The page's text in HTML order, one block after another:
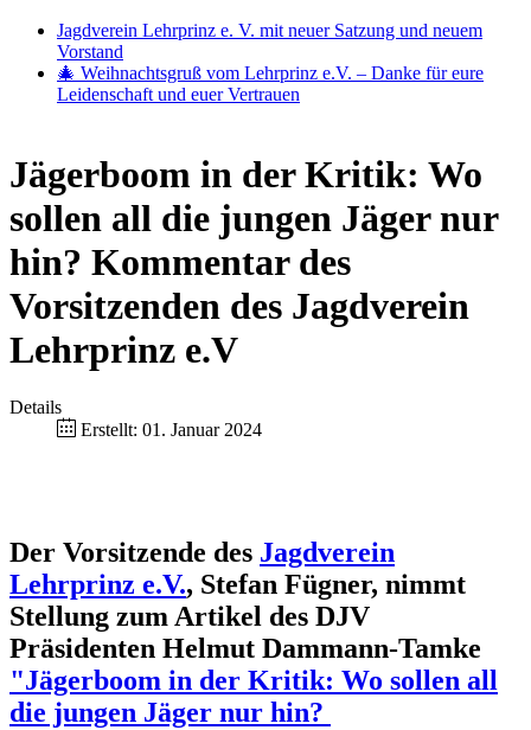
Jagdverein Lehrprinz e. V. mit neuer Satzung und neuem
Vorstand
🎄 Weihnachtsgruß vom Lehrprinz e.V. – Danke für eure
Leidenschaft und euer Vertrauen
Jägerboom in der Kritik: Wo
sollen all die jungen Jäger nur
hin? Kommentar des
Vorsitzenden des Jagdverein
Lehrprinz e.V
Details
Erstellt: 01. Januar 2024
Der Vorsitzende des Jagdverein
Lehrprinz e.V., Stefan Fügner, nimmt
Stellung zum Artikel des DJV
Präsidenten Helmut Dammann-Tamke
"Jägerboom in der Kritik: Wo sollen all
die jungen Jäger nur hin?